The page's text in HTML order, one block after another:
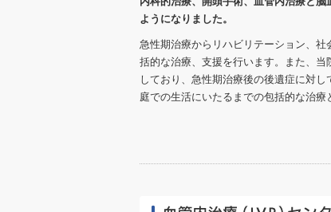
ようになりました。
急性期治療からリハビリテーション、
括的な治療、支援を行います。また、
しており、急性期治療後の後遺症に対
庭での生活にいたるまでの包括的な治療